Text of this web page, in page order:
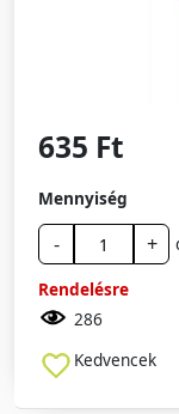
635 Ft
Mennyiség
- +
Rendelésre
286
Kedvencek